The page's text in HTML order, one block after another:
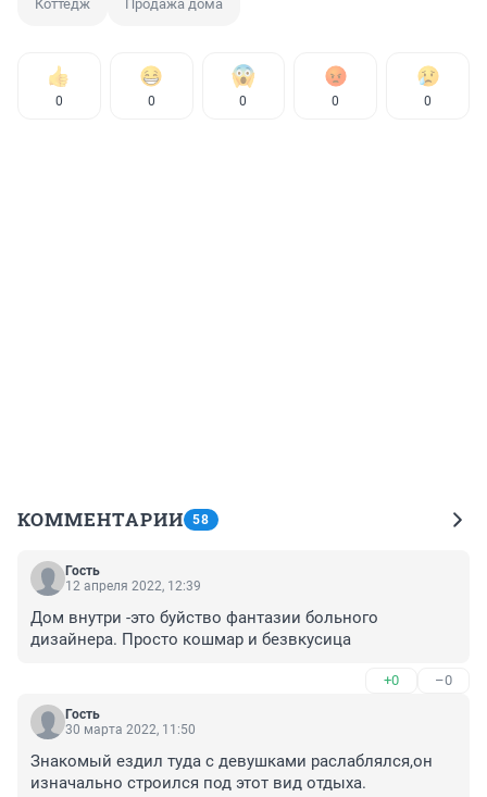
Коттедж Продажа дома
0 0 0 0 0
КОММЕНТАРИИ 58
Гость
12 апреля 2022, 12:39
Дом внутри -это буйство фантазии больного
дизайнера. Просто кошмар и безвкусица
+0 –0
Гость
30 марта 2022, 11:50
Знакомый ездил туда с девушками раслаблялся,он
изначально строился под этот вид отдыха.